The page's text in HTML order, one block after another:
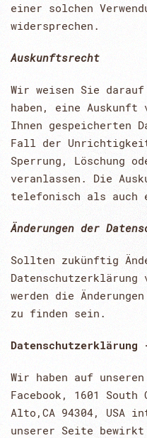
einer solchen
widersprechen.
Auskunftsrecht
Wir weisen Sie
haben, eine Auskunft
Ihnen gespeicherten
Fall der
Sperrung, Löschung
veranlassen. Die
telefonisch als auch
Änderungen der
Sollten zukünftig
Datenschutzerklärung
werden die
zu finden sein.
Datenschutzerklärung
Wir haben auf
Facebook, 1601
Alto,CA 94304, USA
unserer Seite